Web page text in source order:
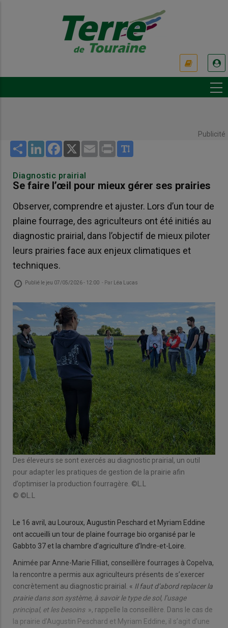
Publicité
Share LinkedInFacebook
X Email Print
Diagnostic prairial
Se faire l’œil pour mieux gérer ses prairies
Observer, comprendre et ajuster. Lors d’un tour de
plaine fourrage, des agriculteurs ont été initiés au
diagnostic prairial, dans l’objectif de mieux piloter
leurs prairies face aux enjeux climatiques et
techniques.
Publié le jeu 07/05/2026 - 12:00 - Par Léa Lucas
Des éleveurs se sont exercés au diagnostic prairial, un outil
pour adapter les pratiques de gestion de la prairie afin
d’optimiser la production fourragère. ©L.L
© ©L.L
Le 16 avril, au Louroux, Augustin Peschard et Myriam Eddine
ont accueilli un tour de plaine fourrage bio organisé par le
Gabbto 37 et la chambre d’agriculture d’Indre-et-Loire.
Animée par Anne-Marie Filliat, conseillère fourrages à Copelva,
la rencontre a permis aux agriculteurs présents de s’exercer
concrètement au diagnostic prairial. « Il faut d’abord replacer la
prairie dans son système, à savoir le type de sol, l’usage
principal, et les besoins », rappelle la conseillère. Dans le cas de
la prairie d’Augustin Peschard et Myriam Eddine, il s’agit d’une